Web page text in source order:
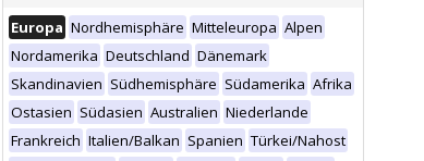
Europa Nordhemisphäre Mitteleuropa Alpen
Nordamerika Deutschland Dänemark
Skandinavien Südhemisphäre Südamerika Afrika
Ostasien Südasien Australien Niederlande
Frankreich Italien/Balkan Spanien Türkei/Nahost